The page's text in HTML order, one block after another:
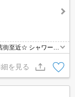
街至近☆ シャワール
を見る